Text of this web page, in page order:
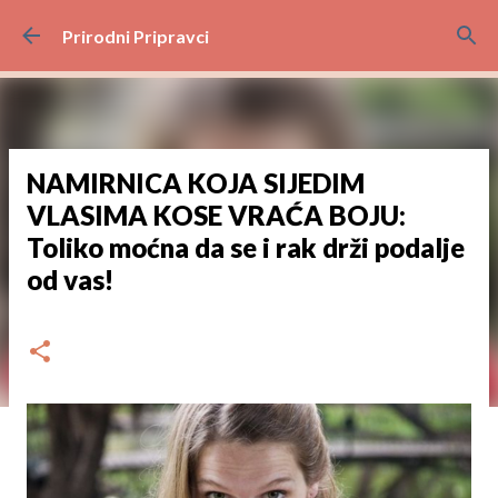
Preskoči na glavni sadržaj
Prirodni Pripravci
NAMIRNICA KOJA SIJEDIM
VLASIMA KOSE VRAĆA BOJU:
Toliko moćna da se i rak drži podalje
od vas!